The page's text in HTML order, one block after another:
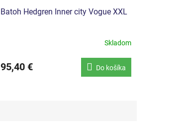
Batoh Hedgren Inner city Vogue XXL
Skladom
95,40 € Do košíka